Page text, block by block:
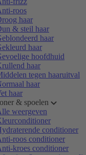
roos
haar
& steil haar
haar
haar
hoofdhuid
haar
tegen haaruitval
haar
haar
& spoelen
weergeven
conditioner
roos conditioner
kroes conditioner